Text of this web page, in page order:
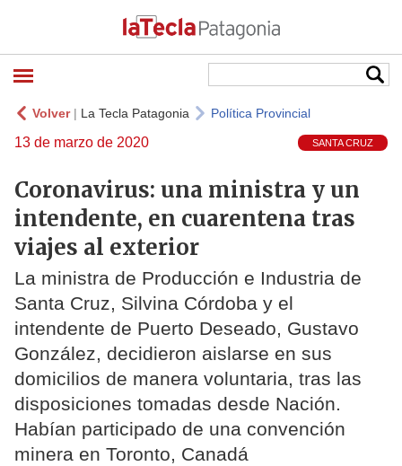
Volver| La Tecla Patagonia Política Provincial
13 de marzo de 2020 SANTA CRUZ
Coronavirus: una ministra y un
intendente, en cuarentena tras
viajes al exterior
La ministra de Producción e Industria de
Santa Cruz, Silvina Córdoba y el
intendente de Puerto Deseado, Gustavo
González, decidieron aislarse en sus
domicilios de manera voluntaria, tras las
disposiciones tomadas desde Nación.
Habían participado de una convención
minera en Toronto, Canadá